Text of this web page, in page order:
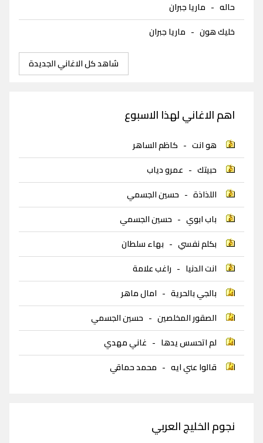
حاله - ماريا جبران
خليك هون - ماريا جبران
شاهد كل الاغاني الجديدة
اهم الاغاني لهذا الاسبوع
هو انت - كاظم الساهر
حبيتك - عمرو دياب
اللذاذة - حسين الجسمي
باب ابوي - حسين الجسمي
بكلم نفسي - بهاء سلطان
انت الدنيا - راغب علامة
بالجي بالحرية - امال ماهر
الصقور المخلصين - حسين الجسمي
لم اتحسس يدها - غاني مهدي
قالوا عني ايه - محمد حماقي
نجوم الخليج العربي